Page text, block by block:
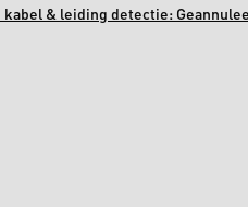
kabel & leiding detectie: